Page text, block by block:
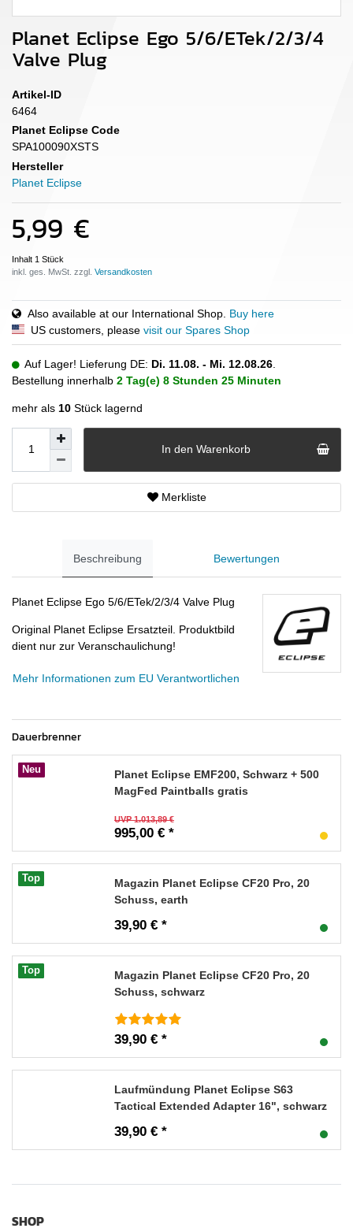
Planet Eclipse Ego 5/6/ETek/2/3/4
Valve Plug
Artikel-ID
6464
Planet Eclipse Code
SPA100090XSTS
Hersteller
Planet Eclipse
5,99 €
Inhalt 1 Stück
inkl. ges. MwSt. zzgl.
Also available at our International Shop. Buy here
US customers, please visit our Spares Shop
Auf Lager! Lieferung DE: Di. 11.08. - Mi. 12.08.26
Bestellung innerhalb 2 Tag(e) 8 Stunden 25 Minuten
mehr als 10 Stück lagernd
In den Warenkorb
Merkliste
Beschreibung Bewertungen
Planet Eclipse Ego 5/6/ETek/2/3/4 Valve Plug
Original Planet Eclipse Ersatzteil. Produktbild
dient nur zur Veranschaulichung!
Mehr Informationen zum EU Verantwortlichen
Dauerbrenner
Neu
Planet Eclipse EMF200, Schwarz + 500
MagFed Paintballs gratis
UVP 1.013,89 €
995,00 € *
Top
Magazin Planet Eclipse CF20 Pro, 20
Schuss, earth
39,90 € *
Top
Magazin Planet Eclipse CF20 Pro, 20
Schuss, schwarz
39,90 € *
Laufmündung Planet Eclipse S63
Tactical Extended Adapter 16", schwarz
39,90 € *
SHOP